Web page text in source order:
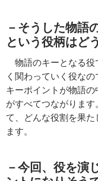
－そうした物語
という役柄はど
物語のキーとなる役
く関わっていく役な
キーポイントが物語
がすべてつながりま
て、どんな役割を果
ます。
－今回、役を演